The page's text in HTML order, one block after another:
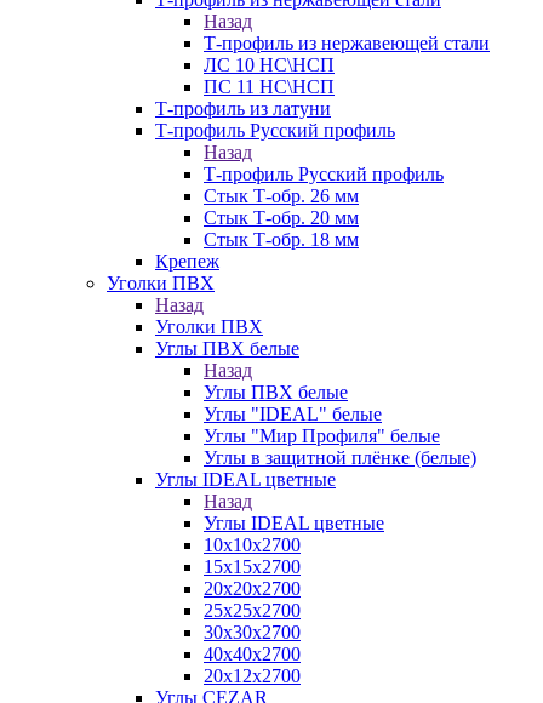
Назад
Т-профиль из нержавеющей стали
ЛС 10 НС\НСП
ПС 11 НС\НСП
Т-профиль из латуни
Т-профиль Русский профиль
Назад
Т-профиль Русский профиль
Стык Т-обр. 26 мм
Стык Т-обр. 20 мм
Стык Т-обр. 18 мм
Крепеж
Уголки ПВХ
Назад
Уголки ПВХ
Углы ПВХ белые
Назад
Углы ПВХ белые
Углы "IDEAL" белые
Углы "Мир Профиля" белые
Углы в защитной плёнке (белые)
Углы IDEAL цветные
Назад
Углы IDEAL цветные
10х10х2700
15х15х2700
20х20х2700
25х25х2700
30х30х2700
40х40х2700
20х12х2700
Углы CEZAR